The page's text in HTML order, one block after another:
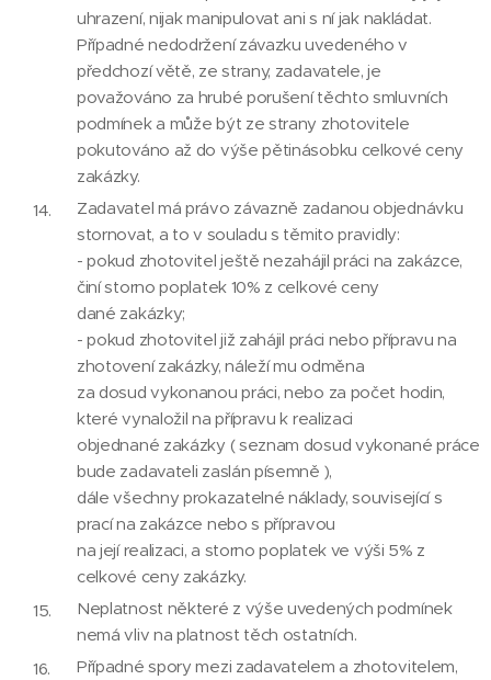
uhrazení, nijak manipulovat ani s ní jak nakládat.
Případné nedodržení závazku uvedeného v
předchozí větě, ze strany, zadavatele, je
považováno za hrubé porušení těchto smluvních
podmínek a může být ze strany zhotovitele
pokutováno až do výše pětinásobku celkové ceny
zakázky.
Zadavatel má právo závazně zadanou objednávku
stornovat, a to v souladu s těmito pravidly:
- pokud zhotovitel ještě nezahájil práci na zakázce,
činí storno poplatek 10% z celkové ceny
dané zakázky;
- pokud zhotovitel již zahájil práci nebo přípravu na
zhotovení zakázky, náleží mu odměna
za dosud vykonanou práci, nebo za počet hodin,
které vynaložil na přípravu k realizaci
objednané zakázky ( seznam dosud vykonané práce
bude zadavateli zaslán písemně ),
dále všechny prokazatelné náklady, související s
prací na zakázce nebo s přípravou
na její realizaci, a storno poplatek ve výši 5% z
celkové ceny zakázky.
Neplatnost některé z výše uvedených podmínek
nemá vliv na platnost těch ostatních.
Případné spory mezi zadavatelem a zhotovitelem,